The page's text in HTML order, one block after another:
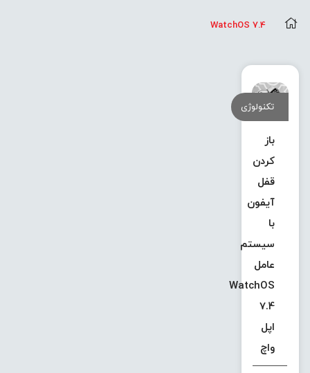
WatchOS 7.4
تکنولوژی
باز
کردن
قفل
آیفون
با
سیستم
عامل
WatchOS
7.4
اپل
واچ